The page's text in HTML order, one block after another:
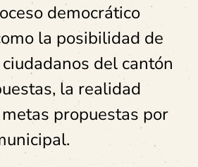
democrático
la posibilidad de
del cantón
la realidad
propuestas por